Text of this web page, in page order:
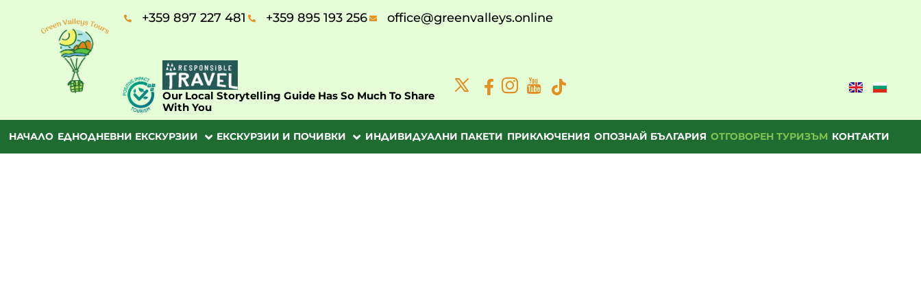
+359 897 227 481 +359 895 193 256 office@greenvalleys.online
Our Local Storytelling Guide Has So Much To Share
With You
НАЧАЛО ЕДНОДНЕВНИ ЕКСКУРЗИИ ЕКСКУРЗИИ И ПОЧИВКИ ИНДИВИДУАЛНИ ПАКЕТИ ПРИКЛЮЧЕНИЯ ОПОЗНАЙ БЪЛГАРИЯ ОТГОВОРЕН ТУРИЗЪМ КОНТАКТИ